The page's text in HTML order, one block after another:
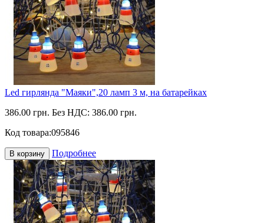
Led гирлянда "Маяки",20 ламп 3 м, на батарейках
386.00 грн. Без НДС: 386.00 грн.
Код товара:095846
В корзину Подробнее